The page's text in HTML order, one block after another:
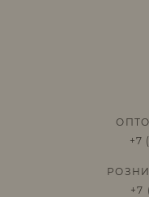
+7
+7